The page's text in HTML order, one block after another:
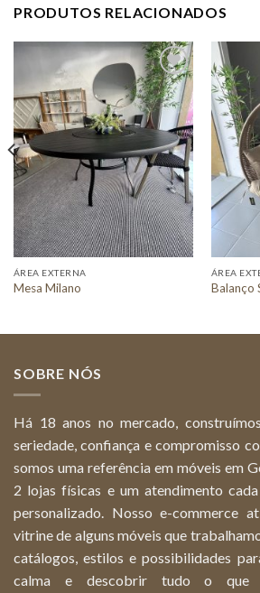
PRODUTOS RELACIONADOS
Adicionar
a lista de
desejos
ÁREA EXTERNA
Mesa Milano
ÁREA
Balanço
SOBRE NÓS
Há 18 anos no mercado,
seriedade, confiança e compromisso
somos uma referência em móveis em
2 lojas físicas e um atendimento
personalizado. Nosso e-commerce
vitrine de alguns móveis que
catálogos, estilos e possibilidades
calma e descobrir tudo o que